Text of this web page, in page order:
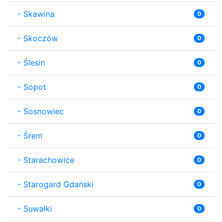
- Skawina 0
- Skoczów 0
- Ślesin 0
- Sopot 0
- Sosnowiec 0
- Śrem 0
- Starachowice 0
- Starogard Gdański 0
- Suwałki 0